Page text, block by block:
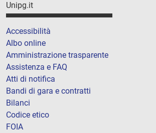
Unipg.it
Accessibilità
Albo online
Amministrazione trasparente
Assistenza e FAQ
Atti di notifica
Bandi di gara e contratti
Bilanci
Codice etico
FOIA